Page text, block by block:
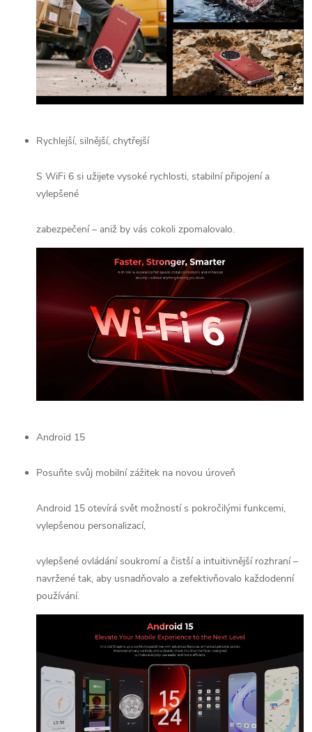
Rychlejší, silnější, chytřejší
S WiFi 6 si užijete vysoké rychlosti, stabilní připojení a
vylepšené
zabezpečení – aniž by vás cokoli zpomalovalo.
Android 15
Posuňte svůj mobilní zážitek na novou úroveň
Android 15 otevírá svět možností s pokročilými funkcemi,
vylepšenou personalizací,
vylepšené ovládání soukromí a čistší a intuitivnější rozhraní –
navržené tak, aby usnadňovalo a zefektivňovalo každodenní
používání.